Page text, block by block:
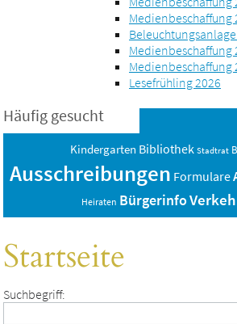
Medienbeschaffung
Medienbeschaffung
Medienbeschaffung
Lesefrühling 2026
Häufig gesucht
Kindergarten Bibliothek Stadtrat
Ausschreibungen Formulare
Heiraten Bürgerinfo
Startseite
Suchbegriff: